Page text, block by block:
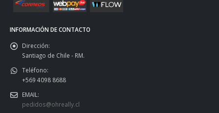
INFORMACIÓN DE CONTACTO
Dirección:
Santiago de Chile - RM.
Teléfono:
+569 4098 8688
EMAIL:
pedidos@ohreally.cl